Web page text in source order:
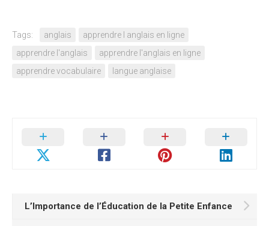
Tags: anglais
apprendre l anglais en ligne
apprendre l'anglais
apprendre l'anglais en ligne
apprendre vocabulaire
langue anglaise
L’Importance de l’Éducation de la Petite Enfance